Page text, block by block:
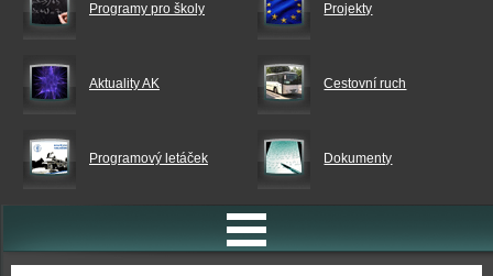
Programy pro školy Projekty
Aktuality AK Cestovní ruch
Programový letáček Dokumenty